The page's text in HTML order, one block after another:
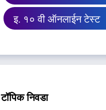
इ. १० वी ऑनलाईन टेस्ट
टॉपिक निवडा